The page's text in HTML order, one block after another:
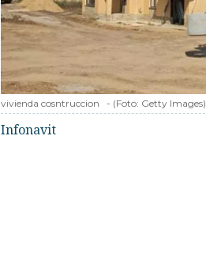
vivienda cosntruccion - (Foto: Getty Images)
Infonavit